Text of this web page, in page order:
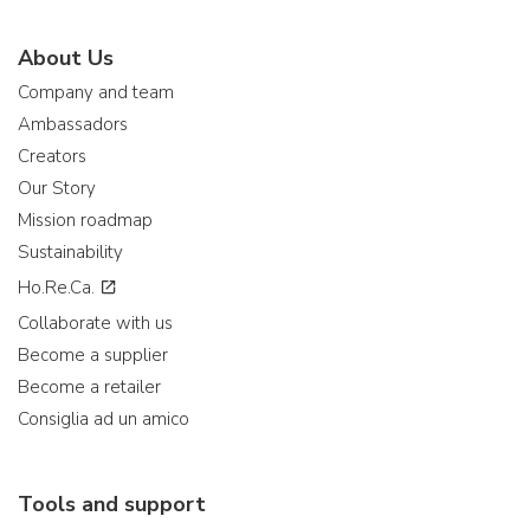
About Us
Company and team
Ambassadors
Creators
Our Story
Mission roadmap
Sustainability
Ho.Re.Ca.
Collaborate with us
Become a supplier
Become a retailer
Consiglia ad un amico
Tools and support